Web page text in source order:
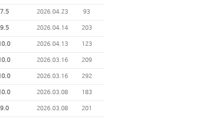
7.5 2026.04.23 93
9.5 2026.04.14 203
2026.04.13 123
2026.03.16 209
2026.03.16 292
2026.03.08 183
9.0 2026.03.08 201